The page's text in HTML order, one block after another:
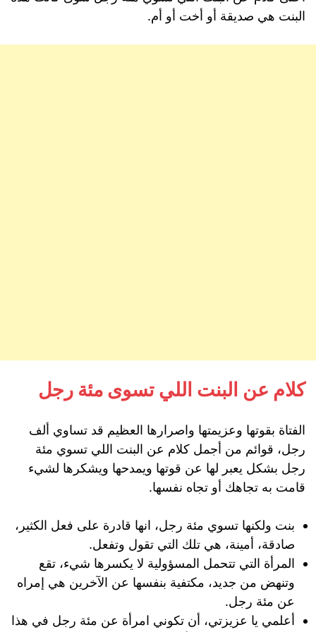
البنت هي صديقة أو أخت أو أم.
كلام عن البنت اللي تسوى مئة رجل
الفتاة بقوتها وعزيمتها واصرارها العظيم قد تساوي ألف
رجل، قوائم من أجمل كلام عن البنت اللي تسوي مئة
رجل بشكل يعبر لها عن قوتها ويمدحها ويشكرها لشيء
قامت به تجاهك أو تجاه نفسها.
بنت ولكنها تسوي مئة رجل، انها قادرة على فعل الكثير،
صادقة، أمينة، هي تلك التي تقول وتفعل.
المرأة التي تتحمل المسؤولية لا يكسرها شيء، تقع
وتنهض من جديد، مكتفية بنفسها عن الآخرين هي إمراه
عن مئة رجل.
أعلمي يا عزيزتي، أن تكوني امرأة عن مئة رجل في هذا